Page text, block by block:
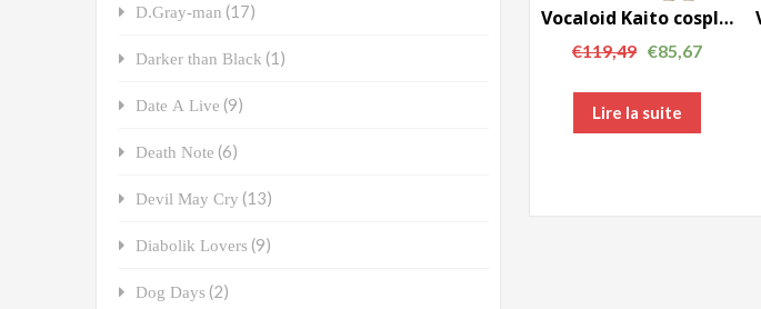
Vocaloid Kaito cosplay costume noir La deuxième génération AC00762
€119,49 €85,67
Lire la suite
D.Gray-man (17)
Darker than Black (1)
Date A Live (9)
Death Note (6)
Devil May Cry (13)
Diabolik Lovers (9)
Dog Days (2)